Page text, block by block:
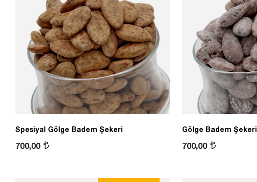
Spesiyal Gölge Badem Şekeri
700,00
Gölge Badem Şekeri
700,00